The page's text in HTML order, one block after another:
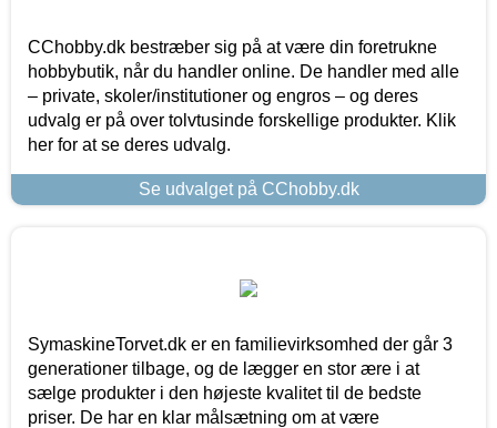
CChobby.dk bestræber sig på at være din foretrukne
hobbybutik, når du handler online. De handler med alle
– private, skoler/institutioner og engros – og deres
udvalg er på over tolvtusinde forskellige produkter. Klik
her for at se deres udvalg.
Se udvalget på CChobby.dk
SymaskineTorvet.dk er en familievirksomhed der går 3
generationer tilbage, og de lægger en stor ære i at
sælge produkter i den højeste kvalitet til de bedste
priser. De har en klar målsætning om at være